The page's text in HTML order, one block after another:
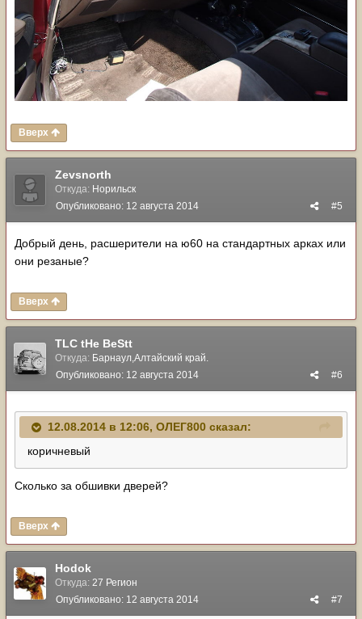
Вверх
Zevsnorth
Откуда: Норильск
#5
Опубликовано: 12 августа 2014
Добрый день, расшерители на ю60 на стандартных арках или
они резаные?
Вверх
TLC tHe BeStt
Откуда: Барнаул,Алтайский край.
#6
Опубликовано: 12 августа 2014
12.08.2014 в 12:06, ОЛЕГ800 сказал:
коричневый
Сколько за обшивки дверей?
Вверх
Hodok
Откуда: 27 Регион
#7
Опубликовано: 12 августа 2014